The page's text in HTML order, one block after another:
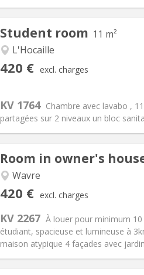
Student room 11 m²
L'Hocaille
420 € excl. charges
KV 1764 Chambre avec lavabo ,
partagées sur 2 niveaux un bloc
Arrangement
Surface:11 m2
Room in owner's
Wavre
420 € excl. charges
KV 2267 À louer pour minimum
étudiant, spacieuse et lumineuse à
maison atypique 4 façades avec
Arrangement
Bathroom: Shared bathroom
Surface:15 m2